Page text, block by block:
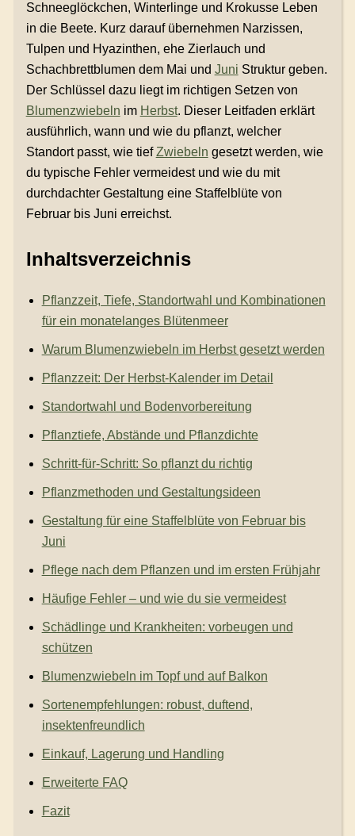
Schneeglöckchen, Winterlinge und Krokusse Leben
in die Beete. Kurz darauf übernehmen Narzissen,
Tulpen und Hyazinthen, ehe Zierlauch und
Schachbrettblumen dem Mai und Juni Struktur geben.
Der Schlüssel dazu liegt im richtigen Setzen von
Blumenzwiebeln im Herbst. Dieser Leitfaden erklärt
ausführlich, wann und wie du pflanzt, welcher
Standort passt, wie tiefZwiebeln gesetzt werden, wie
du typische Fehler vermeidest und wie du mit
durchdachter Gestaltung eine Staffelblüte von
Februar bis Juni erreichst.
Inhaltsverzeichnis
Pflanzzeit, Tiefe, Standortwahl und Kombinationen
für ein monatelanges Blütenmeer
Warum Blumenzwiebeln im Herbst gesetzt werden
Pflanzzeit: Der Herbst-Kalender im Detail
Standortwahl und Bodenvorbereitung
Pflanztiefe, Abstände und Pflanzdichte
Schritt-für-Schritt: So pflanzt du richtig
Pflanzmethoden und Gestaltungsideen
Gestaltung für eine Staffelblüte von Februar bis
Juni
Pflege nach dem Pflanzen und im ersten Frühjahr
Häufige Fehler – und wie du sie vermeidest
Schädlinge und Krankheiten: vorbeugen und
schützen
Blumenzwiebeln im Topf und auf Balkon
Sortenempfehlungen: robust, duftend,
insektenfreundlich
Einkauf, Lagerung und Handling
Erweiterte FAQ
Fazit